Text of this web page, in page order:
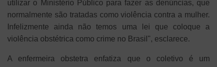
utilizar o Ministério Público para fazer as denúncias, que
normalmente são tratadas como violência contra a mulher.
Infelizmente ainda não temos uma lei que coloque a
violência obstétrica como crime no Brasil", esclarece.
A enfermeira obstetra enfatiza que o coletivo é um